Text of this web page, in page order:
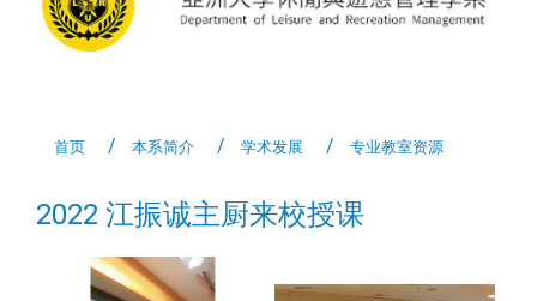
首页 本系简介 学术发展 专业教室资源
2022 江振诚主厨来校授课